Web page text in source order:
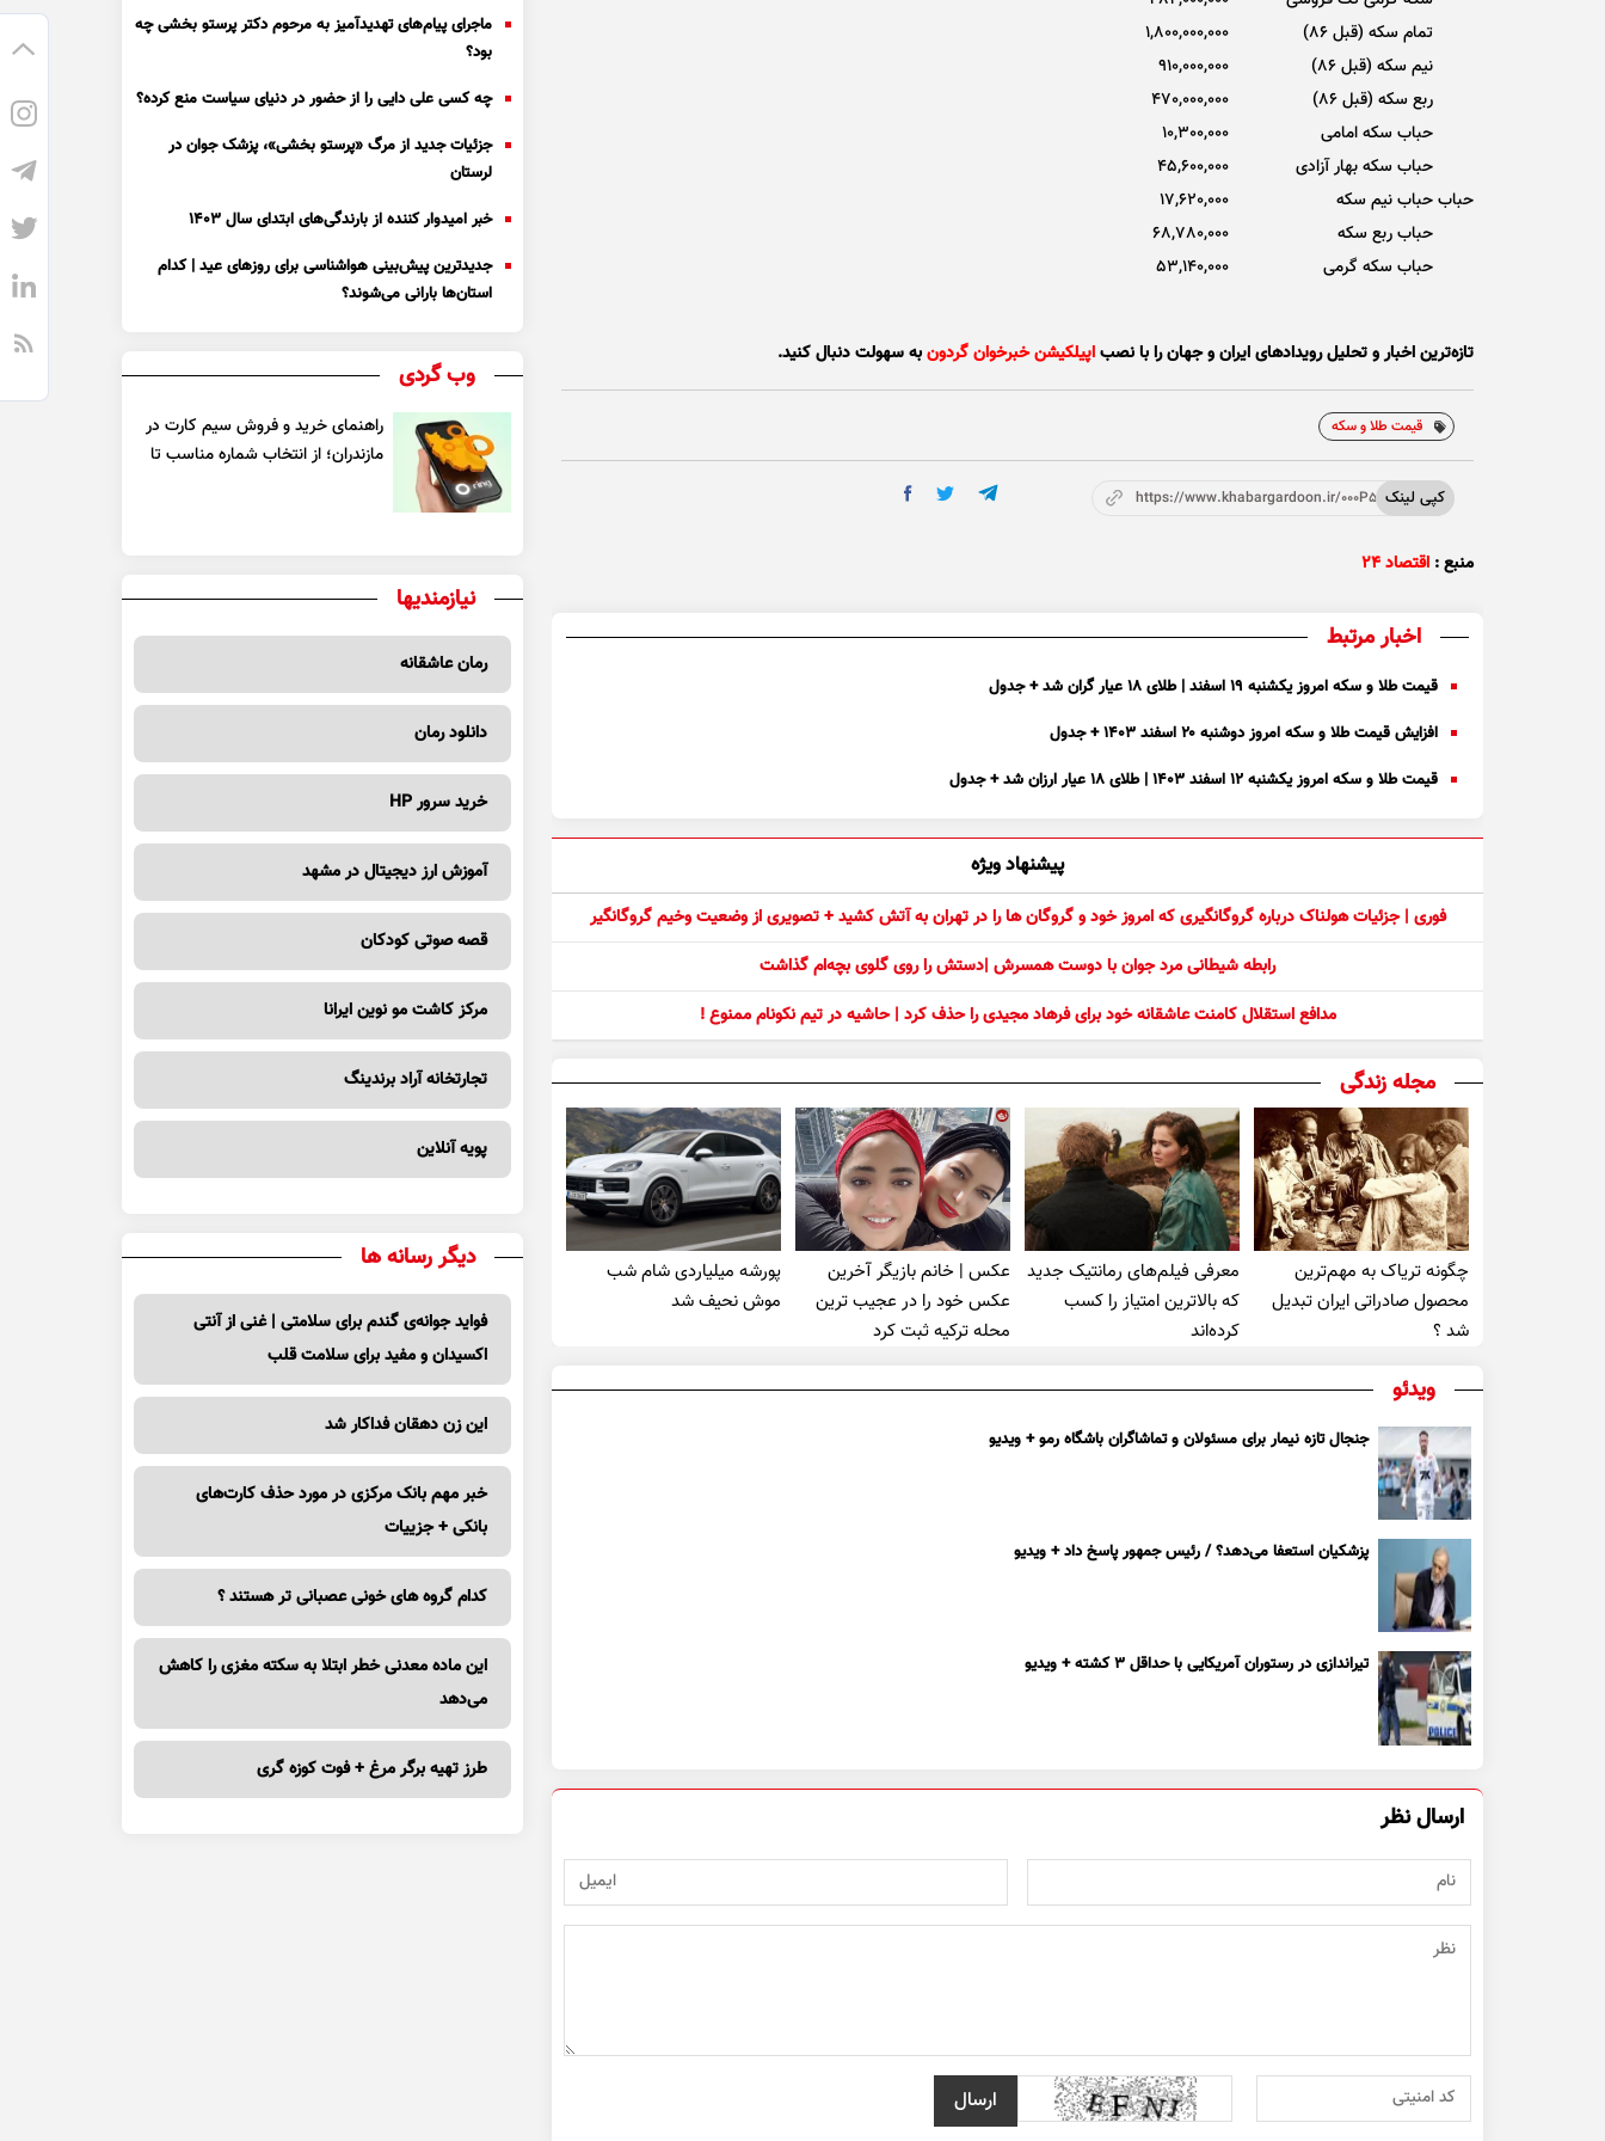
تمام سکه (قبل 86)
1,800,000,000
نیم سکه (قبل 86)
910,000,000
ربع سکه (قبل 86)
470,000,000
حباب
حباب سکه امامی
10,300,000
حباب سکه بهار آزادی
45,600,000
حباب نیم سکه
17,620,000
حباب ربع سکه
68,780,000
حباب سکه گرمی
53,140,000
تازه‌ترین اخبار و تحلیل‌ رویدادهای ایران و جهان را با نصباپیلکیشن خبرخوان گردونبه سهولت دنبال کنید.
قیمت طلا و سکه
کپی لینک https://www.khabargardoon.ir/000P5k
منبع : اقتصاد ۲۴
اخبار مرتبط
قیمت طلا و سکه امروز یکشنبه ۱۹ اسفند | طلای ۱۸ عیار گران شد + جدول
افزایش قیمت طلا و سکه امروز دوشنبه ۲۰ اسفند ۱۴۰۳ + جدول
قیمت طلا و سکه امروز یکشنبه ۱۲ اسفند ۱۴۰۳ | طلای ۱۸ عیار ارزان شد + جدول
پیشنهاد ویژه
فوری | جزئیات هولناک درباره گروگانگیری که امروز خود و گروگان ها را در تهران به آتش کشید + تصویری از وضعیت وخیم گروگانگیر
رابطه شیطانی مرد جوان با دوست همسرش |دستش را روی گلوی بچه‌ام گذاشت
مدافع استقلال کامنت عاشقانه خود برای فرهاد مجیدی را حذف کرد | حاشیه در تیم نکونام ممنوع !
مجله زندگی
چگونه تریاک به مهم‌ترین
محصول صادراتی ایران تبدیل
شد ؟
معرفی فیلم‌های رمانتیک جدید
که بالاترین امتیاز را کسب
کرده‌اند
عکس | خانم بازیگر آخرین
عکس خود را در عجیب ترین
محله ترکیه ثبت کرد
پورشه میلیاردی شام شب
موش‌ نحیف شد
ویدئو
جنجال تازه نیمار برای مسئولان و تماشاگران باشگاه رمو + ویدیو
پزشکیان استعفا می‌دهد؟ / رئیس جمهور پاسخ داد + ویدیو
تیراندازی در رستوران آمریکایی با حداقل ۳ کشته + ویدیو
ارسال نظر
ماجرای پیام‌های تهدیدآمیز به مرحوم دکتر پرستو بخشی چه
بود؟
چه کسی علی دایی را از حضور در دنیای سیاست منع کرده؟
جزئیات جدید از مرگ «پرستو بخشی»، پزشک جوان در
لرستان
خبر امیدوار کننده از بارندگی‌های ابتدای سال ۱۴۰۳
جدیدترین پیش‌بینی هواشناسی برای روزهای عید | کدام
استان‌ها بارانی می‌شوند؟
وب گردی
راهنمای خرید و فروش سیم کارت در
مازندران؛ از انتخاب شماره مناسب تا
نیازمندیها
رمان عاشقانه
دانلود رمان
خرید سرور HP
آموزش ارز دیجیتال در مشهد
قصه صوتی کودکان
مرکز کاشت مو نوین ایرانا
تجارتخانه آراد برندینگ
پویه آنلاین
دیگر رسانه ها
فواید جوانه‌ی گندم برای سلامتی | غنی از آنتی
اکسیدان و مفید برای سلامت قلب
این زن دهقان فداکار شد
خبر مهم بانک مرکزی در مورد حذف کارت‌های
بانکی + جزییات
کدام گروه های خونی عصبانی تر هستند ؟
این ماده معدنی خطر ابتلا به سکته مغزی را کاهش
می‌دهد
طرز تهیه برگر مرغ + فوت کوزه گری